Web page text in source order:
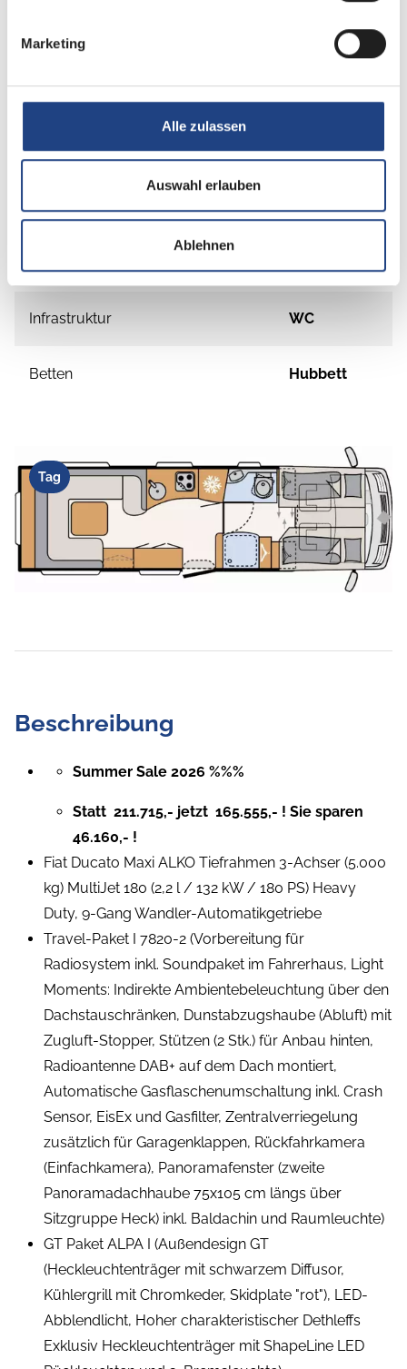
Marketing
Alle zulassen
Auswahl erlauben
Ablehnen
Grundrissbeschreibung
Schlafplätze 4
Infrastruktur WC
Betten Hubbett
Tag
Beschreibung
Summer Sale 2026 %%%
Statt  211.715,- jetzt  165.555,- ! Sie sparen 
46.160,- !
Fiat Ducato Maxi ALKO Tiefrahmen 3-Achser (5.000
kg) MultiJet 180 (2,2 l / 132 kW / 180 PS) Heavy
Duty, 9-Gang Wandler-Automatikgetriebe
Travel-Paket I 7820-2 (Vorbereitung für
Radiosystem inkl. Soundpaket im Fahrerhaus, Light
Moments: Indirekte Ambientebeleuchtung über den
Dachstauschränken, Dunstabzugshaube (Abluft) mit
Zugluft-Stopper, Stützen (2 Stk.) für Anbau hinten,
Radioantenne DAB+ auf dem Dach montiert,
Automatische Gasflaschenumschaltung inkl. Crash
Sensor, EisEx und Gasfilter, Zentralverriegelung
zusätzlich für Garagenklappen, Rückfahrkamera
(Einfachkamera), Panoramafenster (zweite
Panoramadachhaube 75x105 cm längs über
Sitzgruppe Heck) inkl. Baldachin und Raumleuchte)
GT Paket ALPA I (Außendesign GT
(Heckleuchtenträger mit schwarzem Diffusor,
Kühlergrill mit Chromkeder, Skidplate "rot"), LED-
Abblendlicht, Hoher charakteristischer Dethleffs
Exklusiv Heckleuchtenträger mit ShapeLine LED